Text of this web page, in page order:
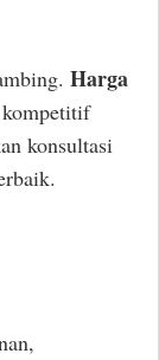
Harga
konsultasi